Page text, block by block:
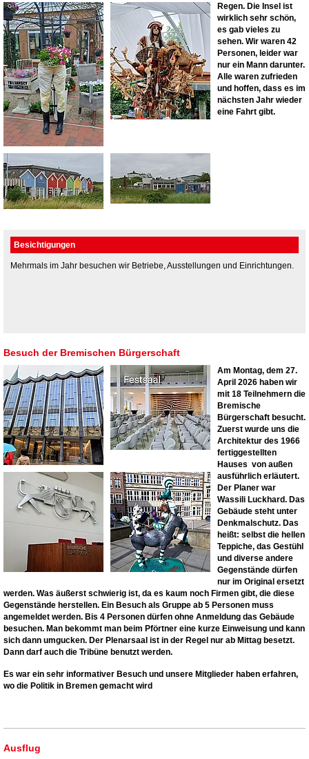
Regen. Die Insel ist
wirklich sehr schön,
es gab vieles zu
sehen. Wir waren 42
Personen, leider war
nur ein Mann darunter.
Alle waren zufrieden
und hoffen, dass es im
nächsten Jahr wieder
eine Fahrt gibt.
Besichtigungen
Mehrmals im Jahr besuchen wir Betriebe, Ausstellungen und Einrichtungen.
Besuch der Bremischen Bürgerschaft
Am Montag, dem 27.
April 2026 haben wir
mit 18 Teilnehmern die
Bremische
Bürgerschaft besucht.
Zuerst wurde uns die
Architektur des 1966
fertiggestellten
Hauses von außen
ausführlich erläutert.
Der Planer war
Wassili Luckhard. Das
Gebäude steht unter
Denkmalschutz. Das
heißt: selbst die hellen
Teppiche, das Gestühl
und diverse andere
Gegenstände dürfen
nur im Original ersetzt
werden. Was äußerst schwierig ist, da es kaum noch Firmen gibt, die diese
Gegenstände herstellen. Ein Besuch als Gruppe ab 5 Personen muss
angemeldet werden. Bis 4 Personen dürfen ohne Anmeldung das Gebäude
besuchen. Man bekommt man beim Pförtner eine kurze Einweisung und kann
sich dann umgucken. Der Plenarsaal ist in der Regel nur ab Mittag besetzt.
Dann darf auch die Tribüne benutzt werden.
Es war ein sehr informativer Besuch und unsere Mitglieder haben erfahren,
wo die Politik in Bremen gemacht wird
Ausflug